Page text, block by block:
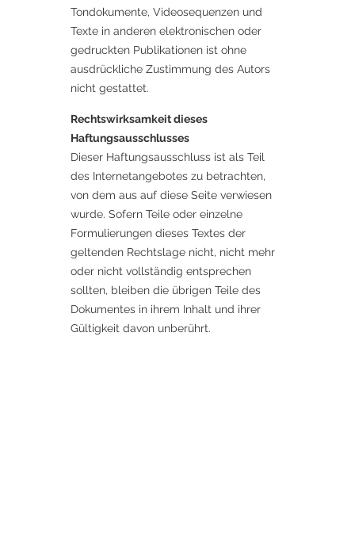
Tondokumente, Videosequenzen und
Texte in anderen elektronischen oder
gedruckten Publikationen ist ohne
ausdrückliche Zustimmung des Autors
nicht gestattet.
Rechtswirksamkeit dieses
Haftungsausschlusses
Dieser Haftungsausschluss ist als Teil
des Internetangebotes zu betrachten,
von dem aus auf diese Seite verwiesen
wurde. Sofern Teile oder einzelne
Formulierungen dieses Textes der
geltenden Rechtslage nicht, nicht mehr
oder nicht vollständig entsprechen
sollten, bleiben die übrigen Teile des
Dokumentes in ihrem Inhalt und ihrer
Gültigkeit davon unberührt.